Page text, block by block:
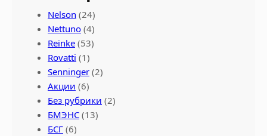
Nelson (24)
Nettuno (4)
Reinke (53)
Rovatti (1)
Senninger (2)
Акции (6)
Без рубрики (2)
БМЭНС (13)
БСГ (6)